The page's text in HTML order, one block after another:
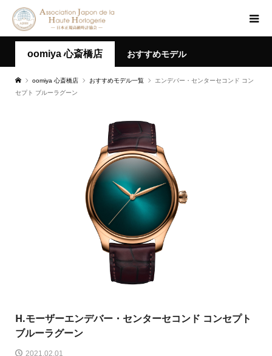
oomiya 心斎橋店 おすすめモデル
oomiya 心斎橋店 おすすめモデル一覧
エンデバー・センターセコンド コン
セプト ブルーラグーン
H.モーザーエンデバー・センターセコンド コンセプト
ブルーラグーン
2021.02.01